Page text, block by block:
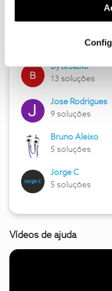
(cookies de
utilização dos cookies
Hall of
17 soluções
ByteSábio
13 soluções
Jose Rodrigues
9 soluções
Bruno Aleixo
5 soluções
Jorge C
5 soluções
Vídeos de ajuda